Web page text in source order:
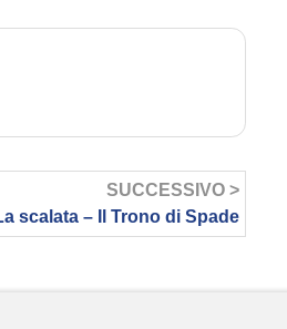
SUCCESSIVO >
scalata – Il Trono di Spade